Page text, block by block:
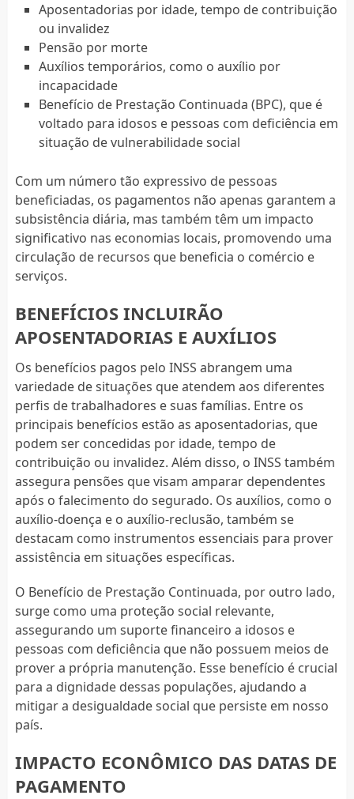
Aposentadorias por idade, tempo de contribuição
ou invalidez
Pensão por morte
Auxílios temporários, como o auxílio por
incapacidade
Benefício de Prestação Continuada (BPC), que é
voltado para idosos e pessoas com deficiência em
situação de vulnerabilidade social
Com um número tão expressivo de pessoas
beneficiadas, os pagamentos não apenas garantem a
subsistência diária, mas também têm um impacto
significativo nas economias locais, promovendo uma
circulação de recursos que beneficia o comércio e
serviços.
BENEFÍCIOS INCLUIRÃO
APOSENTADORIAS E AUXÍLIOS
Os benefícios pagos pelo INSS abrangem uma
variedade de situações que atendem aos diferentes
perfis de trabalhadores e suas famílias. Entre os
principais benefícios estão as aposentadorias, que
podem ser concedidas por idade, tempo de
contribuição ou invalidez. Além disso, o INSS também
assegura pensões que visam amparar dependentes
após o falecimento do segurado. Os auxílios, como o
auxílio-doença e o auxílio-reclusão, também se
destacam como instrumentos essenciais para prover
assistência em situações específicas.
O Benefício de Prestação Continuada, por outro lado,
surge como uma proteção social relevante,
assegurando um suporte financeiro a idosos e
pessoas com deficiência que não possuem meios de
prover a própria manutenção. Esse benefício é crucial
para a dignidade dessas populações, ajudando a
mitigar a desigualdade social que persiste em nosso
país.
IMPACTO ECONÔMICO DAS DATAS DE
PAGAMENTO